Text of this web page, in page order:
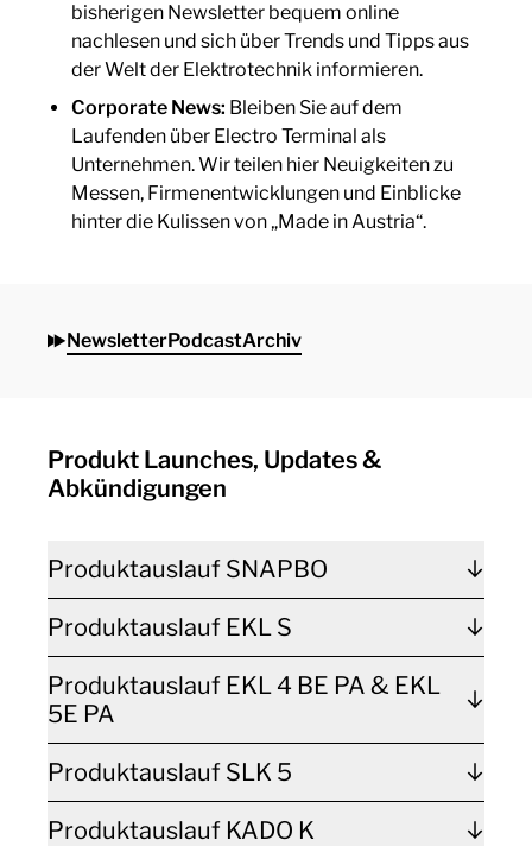
bisherigen Newsletter bequem online
nachlesen und sich über Trends und Tipps aus
der Welt der Elektrotechnik informieren.
Corporate News: Bleiben Sie auf dem
Laufenden über Electro Terminal als
Unternehmen. Wir teilen hier Neuigkeiten zu
Messen, Firmenentwicklungen und Einblicke
hinter die Kulissen von „Made in Austria“.
NewsletterPodcastArchiv
Produkt Launches, Updates &
Abkündigungen
Produktauslauf SNAPBO
Produktauslauf EKL S
Produktauslauf EKL 4 BE PA & EKL
5E PA
Produktauslauf SLK 5
Produktauslauf KADO K